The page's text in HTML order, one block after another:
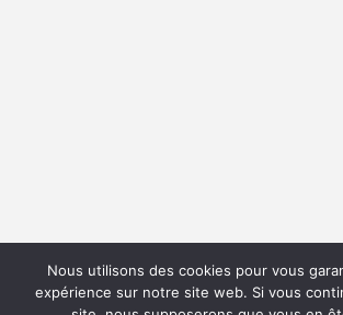
Nous utilisons des cookies pour vous
expérience sur notre site web. Si vous